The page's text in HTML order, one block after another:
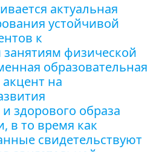
актуальная
устойчивой
к
физической
образовательная
на
здорового образа
в то время как
свидетельствуют